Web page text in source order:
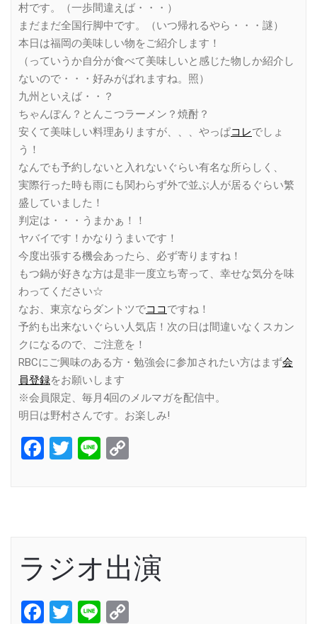
村です。（一歩間違えば・・・）
まだまだ全国行脚中です。（いつ帰れるやら・・・謎）
本日は福岡の美味しい物をご紹介します！
（っていうか自分が食べて美味しいと感じた物しか紹介し
ないので・・・好みがばれますね。照）
九州といえば・・？
ちゃんぽん？とんこつラーメン？焼酎？
安くて美味しい料理ありますが、、、やっぱコレでしょ
う！
なんでも予約しないと入れないぐらい有名な所らしく、
実際行った時も雨にも関わらず外で並ぶ人が居るぐらい繁
盛していました！
判定は・・・うまかぁ！！
ヤバイです！かなりうまいです！
今度出張する機会あったら、必ず寄りますね！
もつ鍋が好きな方は是非一度立ち寄って、幸せな気分を味
わってください☆
なお、東京ならダントツでココ ですね！
予約も出来ないぐらい人気店！次の日は間違いなくスカン
クになるので、ご注意を！
RBCにご興味のある方・勉強会に参加されたい方はまず会
員登録をお願いします
※会員限定、毎月4回のメルマガを配信中。
明日は野村さんです。お楽しみ!
Facebook
Twitter
Line
ラジオ出演
Facebook
Twitter
Line